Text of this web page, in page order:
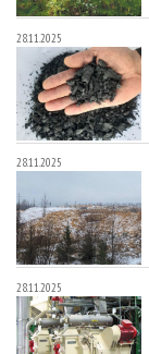
28.11.2025
28.11.2025
28.11.2025